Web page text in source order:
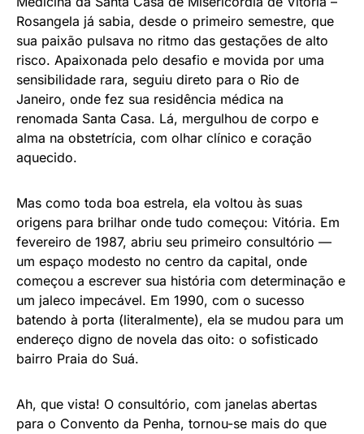
Rosangela já sabia, desde o primeiro semestre, que
sua paixão pulsava no ritmo das gestações de alto
risco. Apaixonada pelo desafio e movida por uma
sensibilidade rara, seguiu direto para o Rio de
Janeiro, onde fez sua residência médica na
renomada Santa Casa. Lá, mergulhou de corpo e
alma na obstetrícia, com olhar clínico e coração
aquecido.
Mas como toda boa estrela, ela voltou às suas
origens para brilhar onde tudo começou: Vitória. Em
fevereiro de 1987, abriu seu primeiro consultório —
um espaço modesto no centro da capital, onde
começou a escrever sua história com determinação e
um jaleco impecável. Em 1990, com o sucesso
batendo à porta (literalmente), ela se mudou para um
endereço digno de novela das oito: o sofisticado
bairro Praia do Suá.
Ah, que vista! O consultório, com janelas abertas
para o Convento da Penha, tornou-se mais do que